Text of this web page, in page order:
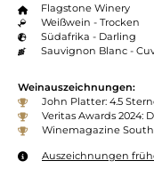
Flagstone Winery
Weißwein - Trocken
Südafrika - Darling
Sauvignon Blanc -
Weinauszeichnungen:
John Platter: 4.5
Veritas Awards 2024:
Winemagazine
Auszeichnungen